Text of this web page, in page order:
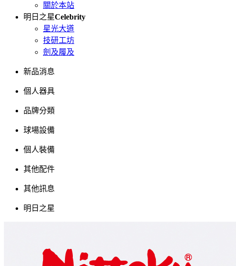
關於本站
明日之星Celebrity
星光大道
技研工坊
劍及履及
新品消息
個人器具
品牌分類
球場設備
個人裝備
其他配件
其他訊息
明日之星